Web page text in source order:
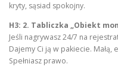
kryty, sąsiad spokojny.
H3: 2. Tabliczka „Obiekt
Jeśli nagrywasz 24/7 na
Dajemy Ci ją w pakiecie.
Spełniasz prawo.